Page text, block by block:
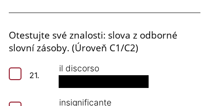
Otestujte své znalosti: slova z odborné
slovní zásoby. (Úroveň C1/C2)
21.
il discorso
insignificante